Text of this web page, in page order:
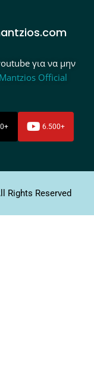
για να μην
Official
6.500+
Rights Reserved